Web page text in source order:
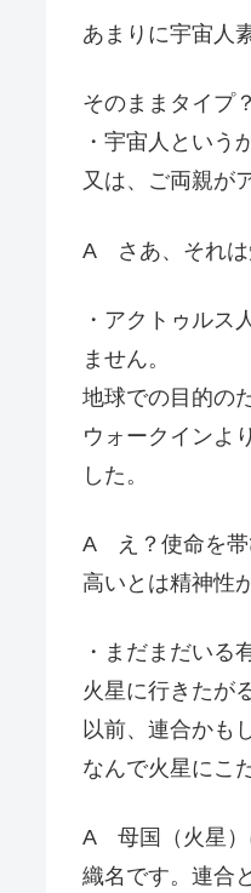
あまりに宇宙人
そのままタイプ？
・宇宙人という
又は、ご両親が
A さあ、それは
・アクトゥルス
ません。
地球での目的の
ウォークインよ
した。
A え？使命を帯
高いとは精神性
・まだまだいる
火星に行きたが
以前、連合かも
なんで火星にこ
A 母国（火星）
織名です。連合